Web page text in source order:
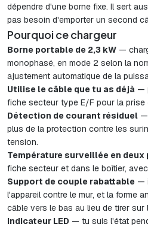
dépendre d'une borne fixe. Il sert
pas besoin d'emporter un second
Pourquoi ce chargeur
Borne portable de 2,3 kW —
monophasé, en mode 2 selon la
ajustement automatique de la
Utilise le câble que tu as déjà —
fiche secteur type E/F pour la prise
Détection de courant résiduel —
plus de la protection contre les
tension.
Température surveillée en deux
fiche secteur et dans le boîtier,
Support de couple rabattable —
l'appareil contre le mur, et la forme
câble vers le bas au lieu de tirer sur
Indicateur LED — tu suis l'état